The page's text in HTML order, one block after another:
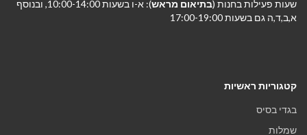
שעות פעילות בחנות (בתיאום מראש
): א-ו בשעות 10:00-14:00, ובנוסף
א,ב,ד,ה גם בשעות 17:00-19:00
קטגוריות ראשיות
בגדי בסיס
שמלות